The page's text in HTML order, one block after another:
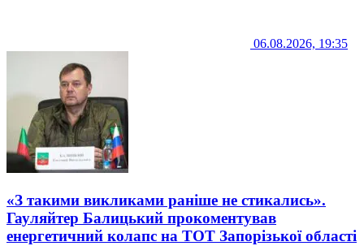
06.08.2026, 19:35
«З такими викликами раніше не стикались».
Гауляйтер Балицький прокоментував
енергетичний колапс на ТОТ Запорізької області